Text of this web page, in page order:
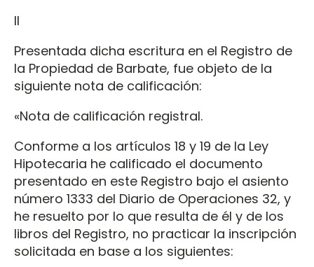
II
Presentada dicha escritura en el Registro de
la Propiedad de Barbate, fue objeto de la
siguiente nota de calificación:
«Nota de calificación registral.
Conforme a los artículos 18 y 19 de la Ley
Hipotecaria he calificado el documento
presentado en este Registro bajo el asiento
número 1333 del Diario de Operaciones 32, y
he resuelto por lo que resulta de él y de los
libros del Registro, no practicar la inscripción
solicitada en base a los siguientes: